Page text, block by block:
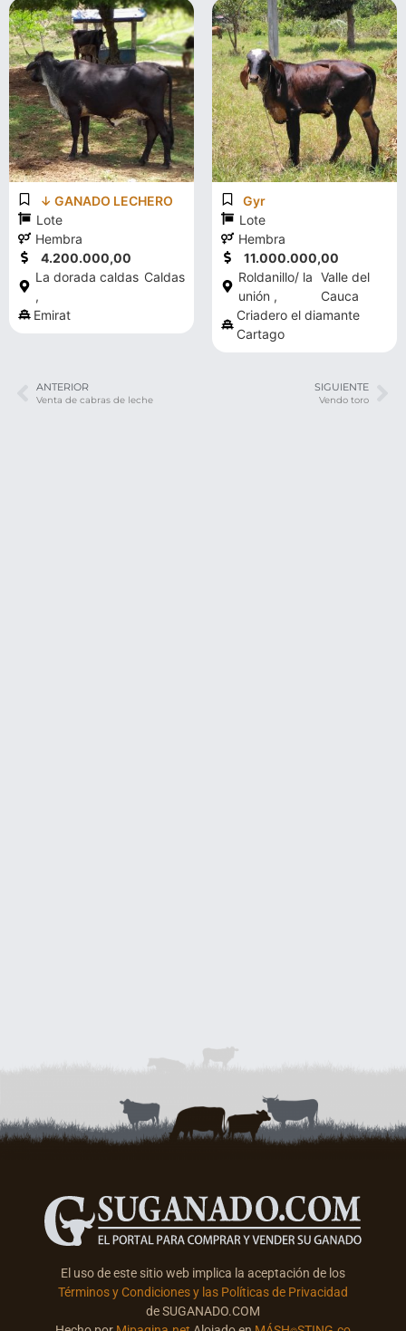
↓ GANADO LECHERO
Lote
Hembra
4.200.000,00
La dorada caldas
,
Caldas
Emirat
Gyr
Lote
Hembra
11.000.000,00
Roldanillo/ la
unión ,
Valle del
Cauca
Criadero el diamante
Cartago
ANTERIOR
Venta de cabras de leche
SIGUIENTE
Vendo toro
El uso de este sitio web implica la aceptación de los
Términos y Condiciones y las Políticas de Privacidad
de SUGANADO.COM